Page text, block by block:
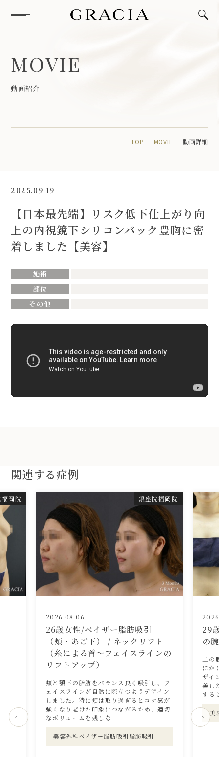
MOVIE
動画紹介
TOP MOVIE 動画詳細
2025.09.19
【日本最先端】リスク低下仕上がり向
上の内視鏡下シリコンバック豊胸に密
着しました【美容】
施術
部位
その他
関連する症例
岡院 銀座院福岡院
2026.08.06
26歳女性/ベイザー脂肪吸引
（頬・あご下） / ネックリフト
（糸による首〜フェイスラインの
リフトアップ）
頬と顎下の脂肪をバランス良く吸引し、フ
ェイスラインが自然に際立つようデザイン
しました。特に頬は取り過ぎるとコケ感が
強くなり老けた印象につながるため、適切
なボリュームを残しな
美容外科ベイザー脂肪吸引脂肪吸引
29
の
二の
にか
ザイ
善し
する
美